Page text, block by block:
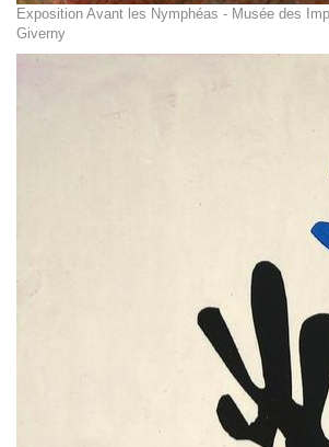
Exposition Avant les Nymphéas - Musée des
Giverny